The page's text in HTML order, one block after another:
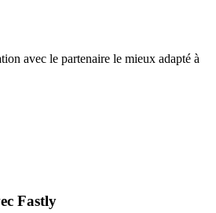
avec le partenaire le mieux adapté à
Fastly